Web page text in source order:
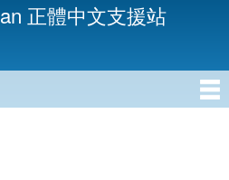
正體中文支援站